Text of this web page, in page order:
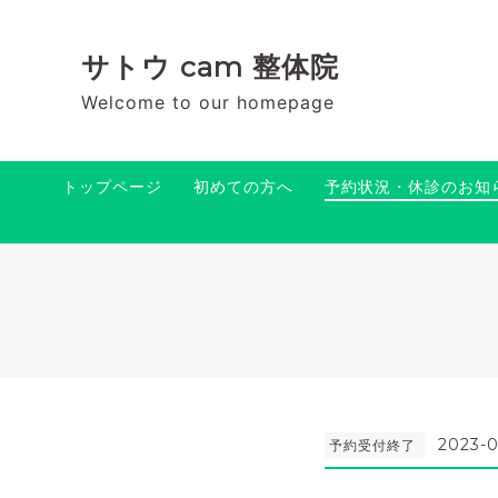
サトウ cam 整体院
Welcome to our homepage
トップページ 初めての方へ 予約状況・休診のお知
予約受付終了 2023-